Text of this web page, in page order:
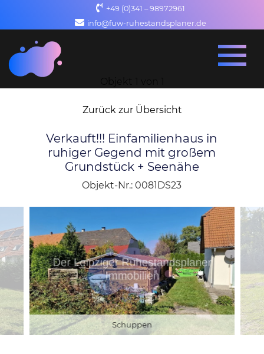
+49 (0)341 – 98972961
info@fuw-ruhestandsplaner.de
Zurück zur Übersicht
Verkauft!!! Einfamilienhaus in
ruhiger Gegend mit großem
Grundstück + Seenähe
Objekt-Nr.: 0081DS23
Schuppen